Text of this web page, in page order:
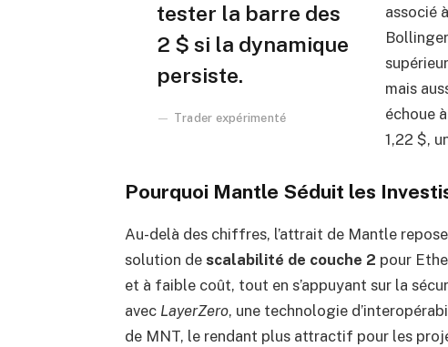
tester la barre des
2 $ si la dynamique
persiste.
Trader expérimenté
associé
mais
échoue
1,22 $,
Pourquoi Mantle Séduit les
Au-delà des chiffres, l’attrait de Mantle
solution de scalabilité de couche 2 pour
et à faible coût, tout en s’appuyant sur la
avec LayerZero, une technologie
de MNT, le rendant plus attractif pour les